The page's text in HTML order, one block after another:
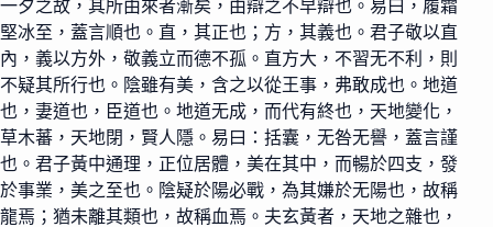
一夕之故，其所由來者漸矣，由辯之不早辯也。易曰，履霜
堅冰至，蓋言順也。直，其正也；方，其義也。君子敬以直
內，義以方外，敬義立而德不孤。直方大，不習无不利，則
不疑其所行也。陰雖有美，含之以從王事，弗敢成也。地道
也，妻道也，臣道也。地道无成，而代有終也，天地變化，
草木蕃，天地閉，賢人隱。易曰：括囊，无咎无譽，蓋言謹
也。君子黃中通理，正位居體，美在其中，而暢於四支，發
於事業，美之至也。陰疑於陽必戰，為其嫌於无陽也，故稱
龍焉；猶未離其類也，故稱血焉。夫玄黃者，天地之雜也，